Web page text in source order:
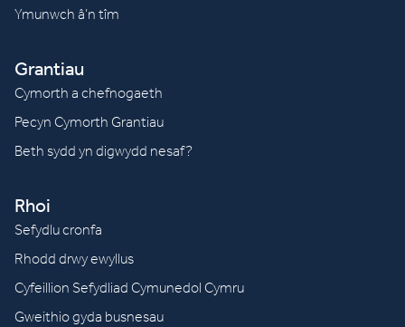
Ymunwch â’n tîm
Grantiau
Cymorth a chefnogaeth
Pecyn Cymorth Grantiau
Beth sydd yn digwydd nesaf?
Rhoi
Sefydlu cronfa
Rhodd drwy ewyllus
Cyfeillion Sefydliad Cymunedol Cymru
Gweithio gyda busnesau